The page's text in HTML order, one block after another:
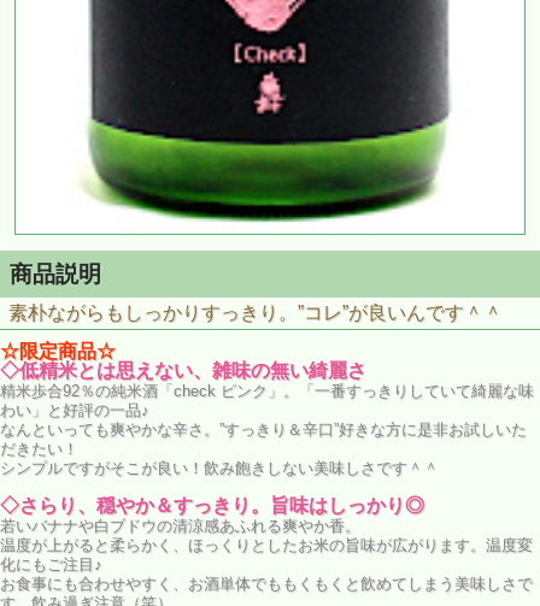
商品説明
素朴ながらもしっかりすっきり。”コレ”が良いんです＾＾
☆限定商品☆
◇低精米とは思えない、雑味の無い綺麗さ
精米歩合92％の純米酒「check ピンク」。「一番すっきりしていて綺麗な味
わい」と好評の一品♪
なんといっても爽やかな辛さ。”すっきり＆辛口”好きな方に是非お試しいた
だきたい！
シンプルですがそこが良い！飲み飽きしない美味しさです＾＾
◇さらり、穏やか＆すっきり。旨味はしっかり◎
若いバナナや白ブドウの清涼感あふれる爽やか香。
温度が上がると柔らかく、ほっくりとしたお米の旨味が広がります。温度変
化にもご注目♪
お食事にも合わせやすく、お酒単体でももくもくと飲めてしまう美味しさで